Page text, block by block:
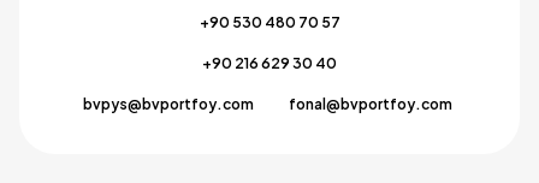
+90 530 480 70 57
+90 216 629 30 40
bvpys@bvportfoy.com fonal@bvportfoy.com